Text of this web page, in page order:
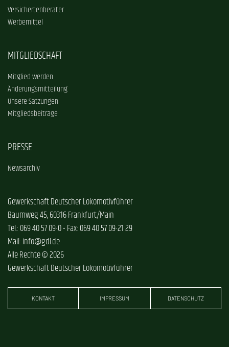
Versichertenberater
Werbemittel
MITGLIEDSCHAFT
Mitglied werden
Änderungsmitteilung
Unsere Satzungen
Mitgliedsbeiträge
PRESSE
Newsarchiv
Gewerkschaft Deutscher Lokomotivführer
Baumweg 45, 60316 Frankfurt/Main
Tel.: 069 40 57 09-0 • Fax: 069 40 57 09-21 29
Mail: info@gdl.de
Alle Rechte © 2026
Gewerkschaft Deutscher Lokomotivführer
KONTAKT IMPRESSUM DATENSCHUTZ